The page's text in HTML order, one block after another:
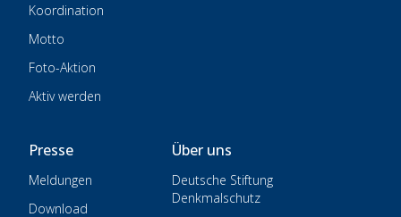
Koordination
Motto
Foto-Aktion
Aktiv werden
Presse
Meldungen
Download
Über uns
Deutsche Stiftung
Denkmalschutz